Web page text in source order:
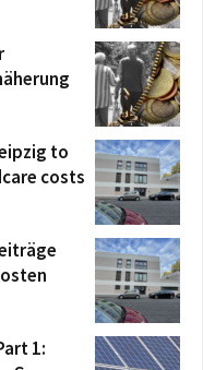
to
costs
1: